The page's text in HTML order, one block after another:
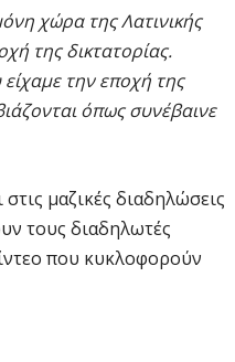
χώρα της Λατινικής
της δικτατορίας.
την εποχή της
όπως συνέβαινε
στις μαζικές διαδηλώσεις
τους διαδηλωτές
που κυκλοφορούν